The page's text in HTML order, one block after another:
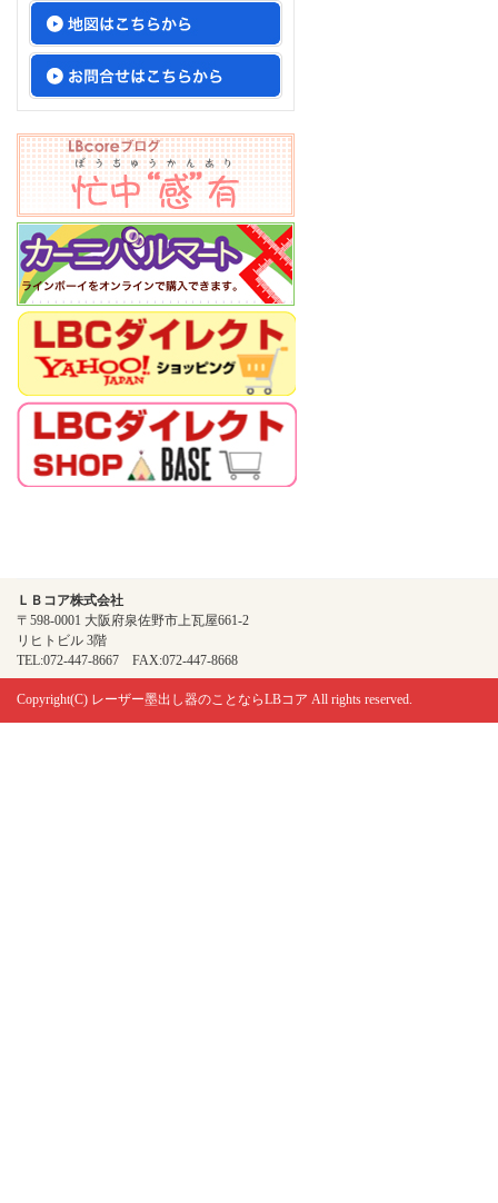
ＬＢコア株式会社
〒598-0001 大阪府泉佐野市上瓦屋661-2
リヒトビル 3階
TEL:072-447-8667 FAX:072-447-8668
Copyright(C) レーザー墨出し器のことならLBコア All rights reserved.